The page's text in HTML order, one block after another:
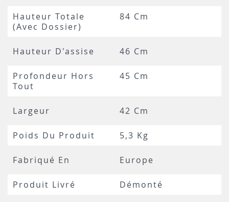
Hauteur Totale
(avec Dossier)
84 Cm
Hauteur D'assise 46 Cm
Profondeur Hors
Tout
45 Cm
Largeur 42 Cm
Poids Du Produit 5,3 Kg
Fabriqué En Europe
Produit Livré Démonté